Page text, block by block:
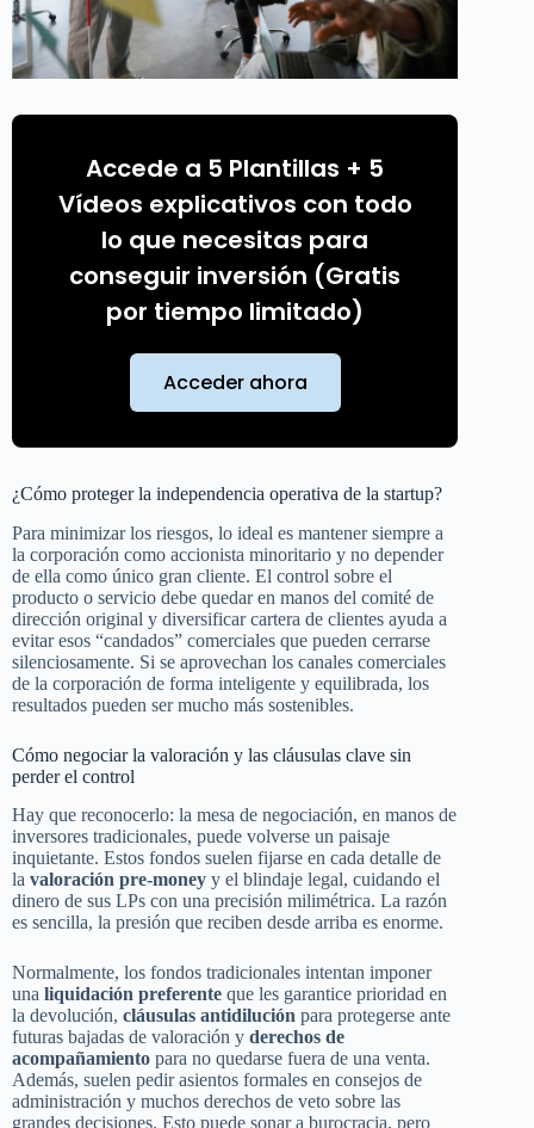
Accede a 5 Plantillas + 5
Vídeos explicativos con todo
lo que necesitas para
conseguir inversión (Gratis
por tiempo limitado)
Acceder ahora
¿Cómo proteger la independencia operativa de la startup?
Para minimizar los riesgos, lo ideal es mantener siempre a
la corporación como accionista minoritario y no depender
de ella como único gran cliente. El control sobre el
producto o servicio debe quedar en manos del comité de
dirección original y diversificar cartera de clientes ayuda a
evitar esos “candados” comerciales que pueden cerrarse
silenciosamente. Si se aprovechan los canales comerciales
de la corporación de forma inteligente y equilibrada, los
resultados pueden ser mucho más sostenibles.
Cómo negociar la valoración y las cláusulas clave sin
perder el control
Hay que reconocerlo: la mesa de negociación, en manos de
inversores tradicionales, puede volverse un paisaje
inquietante. Estos fondos suelen fijarse en cada detalle de
la valoración pre-money y el blindaje legal, cuidando el
dinero de sus LPs con una precisión milimétrica. La razón
es sencilla, la presión que reciben desde arriba es enorme.
Normalmente, los fondos tradicionales intentan imponer
una liquidación preferente que les garantice prioridad en
la devolución, cláusulas antidilución para protegerse ante
futuras bajadas de valoración y derechos de
acompañamiento para no quedarse fuera de una venta.
Además, suelen pedir asientos formales en consejos de
administración y muchos derechos de veto sobre las
grandes decisiones. Esto puede sonar a burocracia, pero